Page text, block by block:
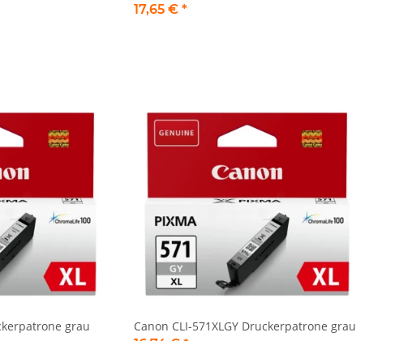
17,65 € *
grau
Canon CLI-571XLGY Druckerpatrone grau